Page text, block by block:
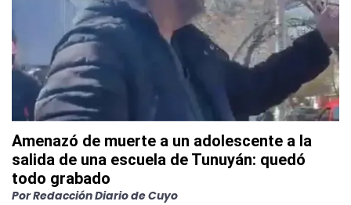
Amenazó de muerte a un adolescente a la
salida de una escuela de Tunuyán: quedó
todo grabado
PorRedacción Diario de Cuyo